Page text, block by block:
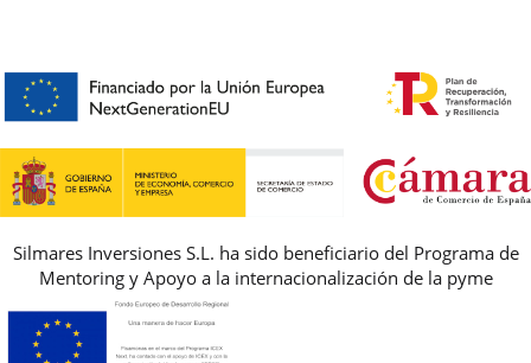
AVISO LEGAL, PRIVACIDAD Y COOKIES
REBAJAS
PREGUNTAS FRECUENTES
Silmares Inversiones S.L. ha sido beneficiario del Programa de
Mentoring y Apoyo a la internacionalización de la pyme